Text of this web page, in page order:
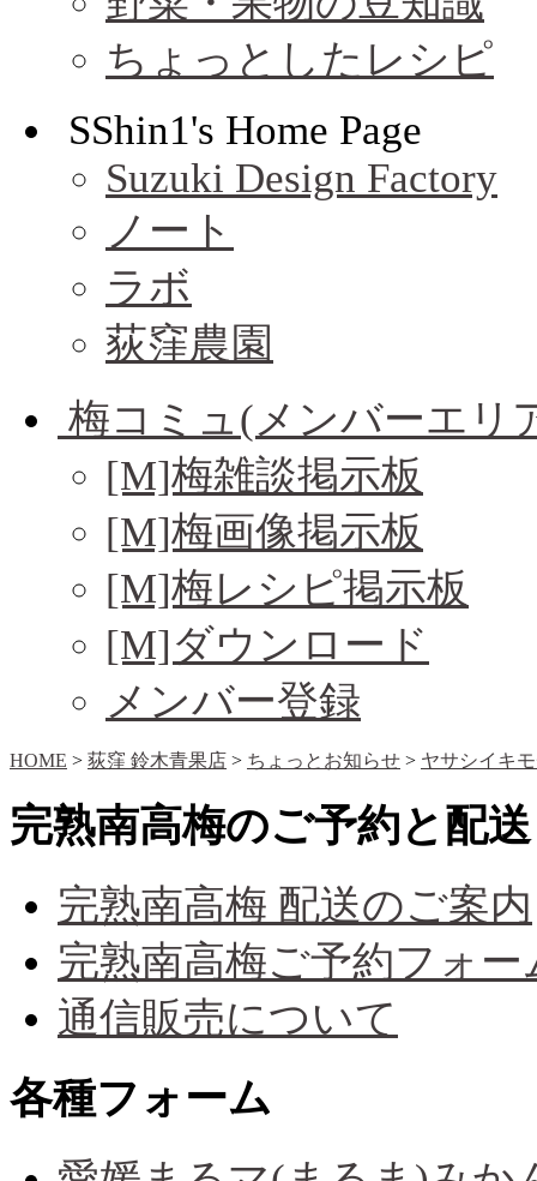
ちょっとしたレシピ
SShin1's Home Page
Suzuki Design Factory
ノート
ラボ
荻窪農園
梅コミュ(メンバーエリ
[M]梅雑談掲示板
[M]梅画像掲示板
[M]梅レシピ掲示板
[M]ダウンロード
メンバー登録
HOME > 荻窪 鈴木青果店 > ちょっとお知らせ > ヤサシイキ
完熟南高梅のご予約と配送
完熟南高梅 配送のご案内
完熟南高梅ご予約フォー
通信販売について
各種フォーム